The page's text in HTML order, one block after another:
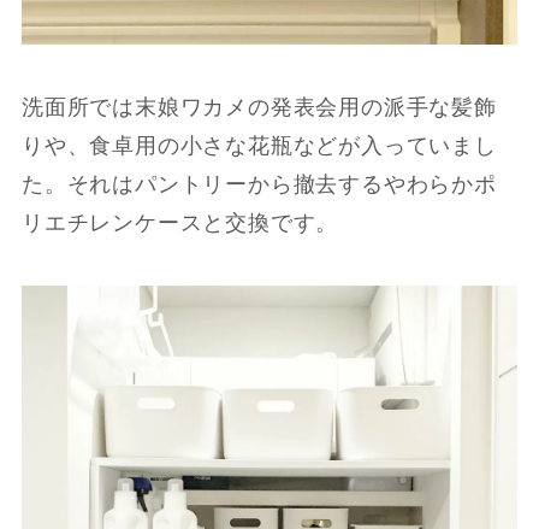
洗面所では末娘ワカメの発表会用の派手な髪飾
りや、食卓用の小さな花瓶などが入っていまし
た。それはパントリーから撤去するやわらかポ
リエチレンケースと交換です。